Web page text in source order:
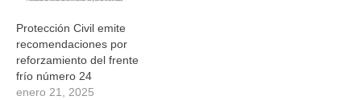
Protección Civil emite
recomendaciones por
reforzamiento del frente
frío número 24
enero 21, 2025